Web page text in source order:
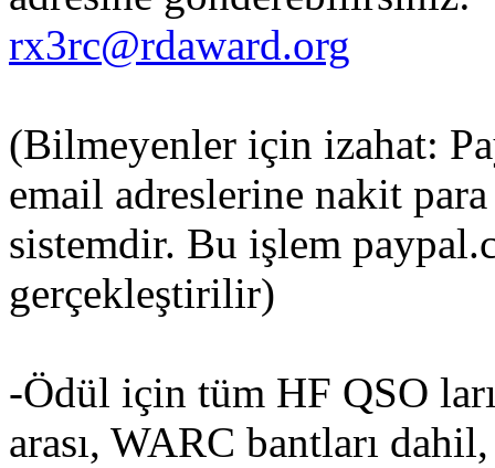
rx3rc@rdaward.org
(Bilmeyenler için izahat:
email adreslerine nakit
sistemdir. Bu işlem
gerçekleştirilir)
-Ödül için tüm HF QSO
arası, WARC bantları